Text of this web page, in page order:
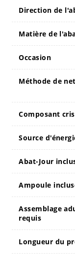
Direction de
Matière de
Occasion
Méthode de
Composant
Source
Abat-Jour
Ampoule
Assemblage
requis
Longueur du